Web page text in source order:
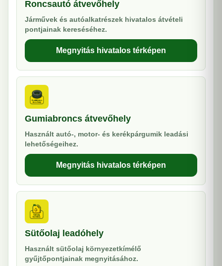
Roncsautó átvevőhely
Járművek és autóalkatrészek hivatalos átvételi
pontjainak kereséséhez.
Megnyitás hivatalos térképen
Gumiabroncs átvevőhely
Használt autó-, motor- és kerékpárgumik leadási
lehetőségeihez.
Megnyitás hivatalos térképen
Sütőolaj leadóhely
Használt sütőolaj környezetkímélő
gyűjtőpontjainak megnyitásához.